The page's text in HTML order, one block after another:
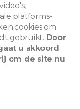
platforms-
cookies om
gebruikt. Door
u akkoord
om de site nu